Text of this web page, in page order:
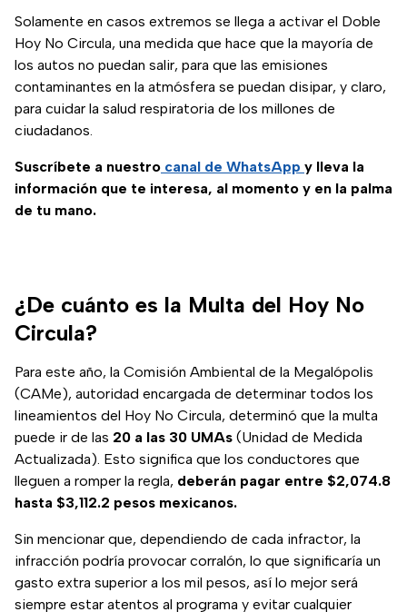
Solamente en casos extremos se llega a activar el Doble
Hoy No Circula, una medida que hace que la mayoría de
los autos no puedan salir, para que las emisiones
contaminantes en la atmósfera se puedan disipar, y claro,
para cuidar la salud respiratoria de los millones de
ciudadanos.
Suscríbete a nuestro canal de WhatsApp y lleva la
información que te interesa, al momento y en la palma
de tu mano.
¿De cuánto es la Multa del Hoy No
Circula?
Para este año, la Comisión Ambiental de la Megalópolis
(CAMe), autoridad encargada de determinar todos los
lineamientos del Hoy No Circula, determinó que la multa
puede ir de las 20 a las 30 UMAs (Unidad de Medida
Actualizada). Esto significa que los conductores que
lleguen a romper la regla, deberán pagar entre $2,074.8
hasta $3,112.2 pesos mexicanos.
Sin mencionar que, dependiendo de cada infractor, la
infracción podría provocar corralón, lo que significaría un
gasto extra superior a los mil pesos, así lo mejor será
siempre estar atentos al programa y evitar cualquier